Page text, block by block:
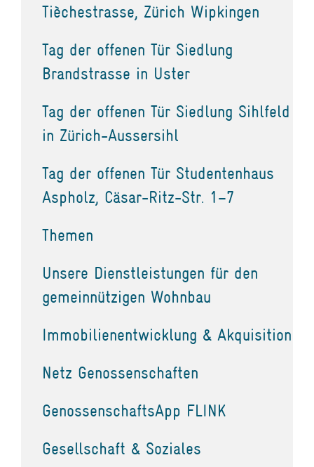
Tièchestrasse, Zürich Wipkingen
Tag der offenen Tür Siedlung
Brandstrasse in Uster
Tag der offenen Tür Siedlung Sihlfeld
in Zürich-Aussersihl
Tag der offenen Tür Studentenhaus
Aspholz, Cäsar-Ritz-Str. 1–7
Themen
Unsere Dienstleistungen für den
gemeinnützigen Wohnbau
Immobilienentwicklung & Akquisition
Netz Genossenschaften
GenossenschaftsApp FLINK
Gesellschaft & Soziales